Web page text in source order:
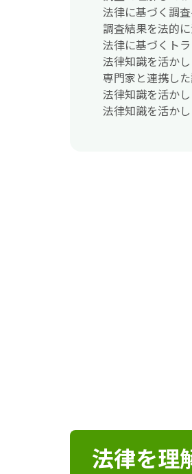
法律に基づく調
調査結果を法的
法律に基づくト
法律知識を活か
専門家と連携し
法律知識を活か
法律知識を活か
法律を理